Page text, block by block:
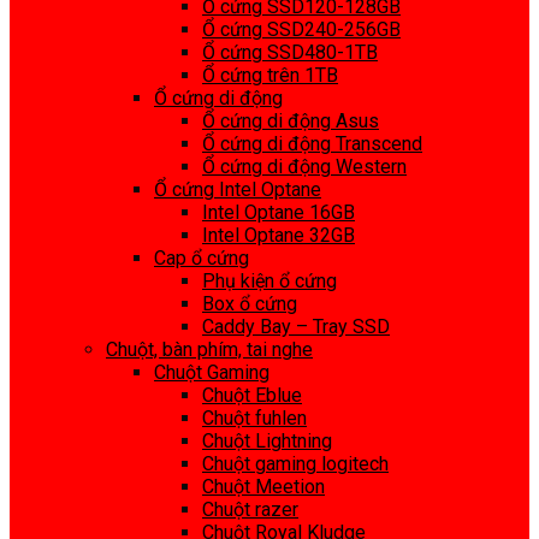
Ổ cứng SSD120-128GB
Ổ cứng SSD240-256GB
Ổ cứng SSD480-1TB
Ổ cứng trên 1TB
Ổ cứng di động
Ổ cứng di động Asus
Ổ cứng di động Transcend
Ổ cứng di động Western
Ổ cứng Intel Optane
Intel Optane 16GB
Intel Optane 32GB
Cap ổ cứng
Phụ kiện ổ cứng
Box ổ cứng
Caddy Bay – Tray SSD
Chuột, bàn phím, tai nghe
Chuột Gaming
Chuột Eblue
Chuột fuhlen
Chuột Lightning
Chuột gaming logitech
Chuột Meetion
Chuột razer
Chuột Royal Kludge